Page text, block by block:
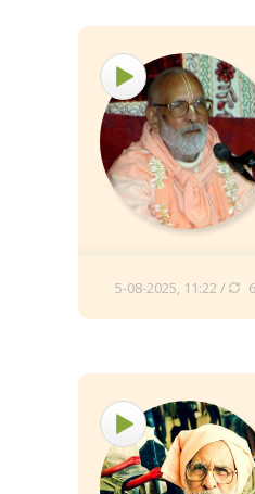
5-08-2025, 11:22 /